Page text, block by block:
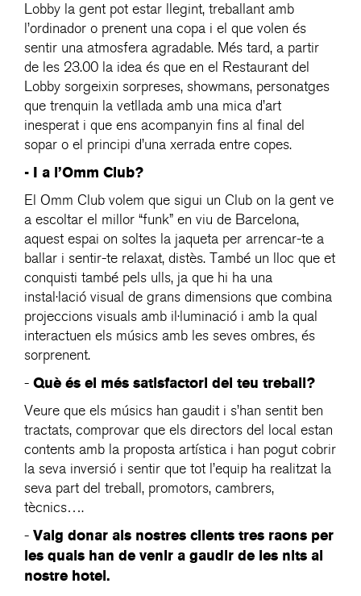
Lobby la gent pot estar llegint, treballant amb
l’ordinador o prenent una copa i el que volen és
sentir una atmosfera agradable. Més tard, a partir
de les 23.00 la idea és que en el Restaurant del
Lobby sorgeixin sorpreses, showmans, personatges
que trenquin la vetllada amb una mica d’art
inesperat i que ens acompanyin fins al final del
sopar o el principi d’una xerrada entre copes.
- I a l’Omm Club?
El Omm Club volem que sigui un Club on la gent ve
a escoltar el millor “funk” en viu de Barcelona,
aquest espai on soltes la jaqueta per arrencar-te a
ballar i sentir-te relaxat, distès. També un lloc que et
conquisti també pels ulls, ja que hi ha una
instal·lació visual de grans dimensions que combina
projeccions visuals amb il·luminació i amb la qual
interactuen els músics amb les seves ombres, és
sorprenent.
- Què és el més satisfactori del teu treball?
Veure que els músics han gaudit i s’han sentit ben
tractats, comprovar que els directors del local estan
contents amb la proposta artística i han pogut cobrir
la seva inversió i sentir que tot l’equip ha realitzat la
seva part del treball, promotors, cambrers,
tècnics….
- Vaig donar als nostres clients tres raons per
les quals han de venir a gaudir de les nits al
nostre hotel.